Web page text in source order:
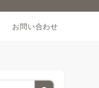
お問い合わせ